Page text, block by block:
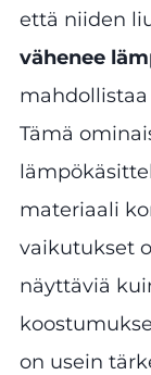
että niiden
vähenee
mahdollistaa
Tämä
materiaali
vaikutukset
näyttäviä
on usein